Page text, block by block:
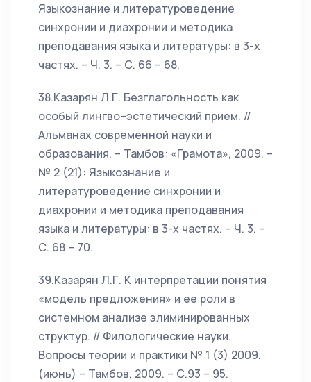
Языкознание и литературоведение
синхронии и диахронии и методика
преподавания языка и литературы: в 3-х
частях. – Ч. 3. – С. 66 – 68.
38.Казарян Л.Г. Безглагольность как
особый лингво–эстетический прием. //
Альманах современной науки и
образования. – Тамбов: «Грамота», 2009. –
№ 2 (21): Языкознание и
литературоведение синхронии и
диахронии и методика преподавания
языка и литературы: в 3-х частях. – Ч. 3. –
С. 68 – 70.
39.Казарян Л.Г. К интерпретации понятия
«модель предложения» и ее роли в
системном анализе элиминированных
структур. // Филологические науки.
Вопросы теории и практики № 1 (3) 2009.
(июнь) – Тамбов, 2009. – С.93 – 95.